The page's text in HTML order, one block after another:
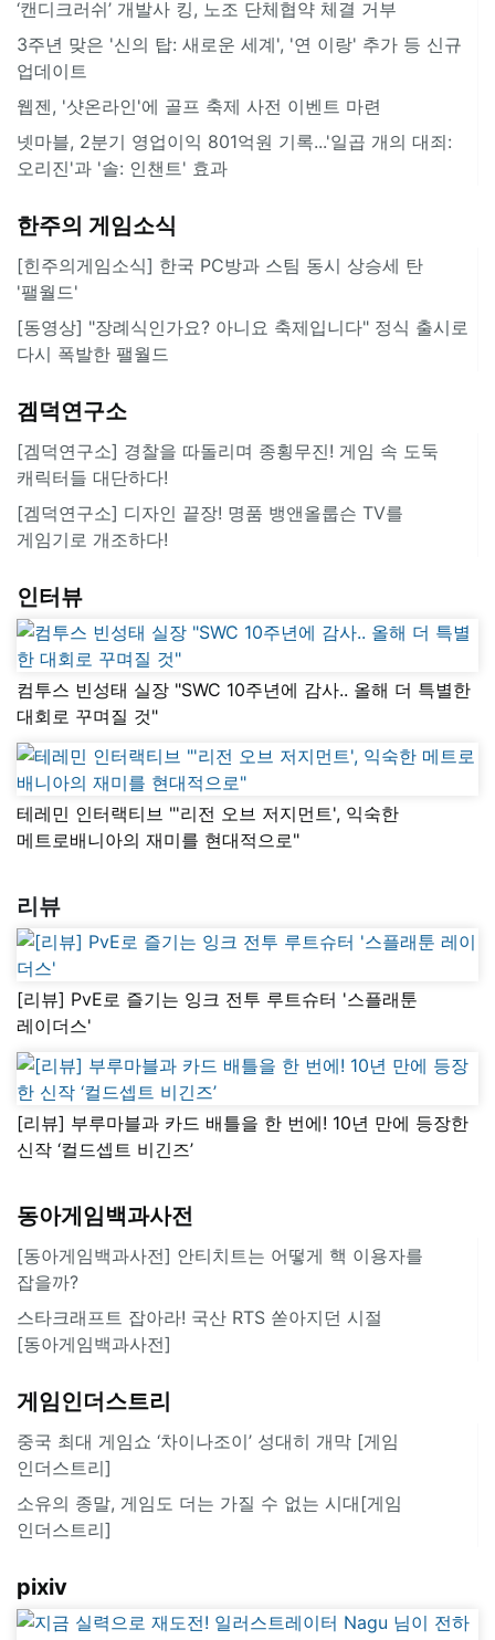
‘캔디크러쉬’ 개발사 킹, 노조 단체협약 체결 거부
3주년 맞은 '신의 탑: 새로운 세계', '연 이랑' 추가 등 신규
업데이트
웹젠, '샷온라인'에 골프 축제 사전 이벤트 마련
넷마블, 2분기 영업이익 801억원 기록...'일곱 개의 대죄:
오리진'과 '솔: 인챈트' 효과
한주의 게임소식
[힌주의게임소식] 한국 PC방과 스팀 동시 상승세 탄
'팰월드'
[동영상] "장례식인가요? 아니요 축제입니다" 정식 출시로
다시 폭발한 팰월드
겜덕연구소
[겜덕연구소] 경찰을 따돌리며 종횡무진! 게임 속 도둑
캐릭터들 대단하다!
[겜덕연구소] 디자인 끝장! 명품 뱅앤올룹슨 TV를
게임기로 개조하다!
인터뷰
컴투스 빈성태 실장 "SWC 10주년에 감사.. 올해 더 특별한
대회로 꾸며질 것"
테레민 인터랙티브 "'리전 오브 저지먼트', 익숙한
메트로배니아의 재미를 현대적으로"
리뷰
[리뷰] PvE로 즐기는 잉크 전투 루트슈터 '스플래툰
레이더스'
[리뷰] 부루마블과 카드 배틀을 한 번에! 10년 만에 등장한
신작 ‘컬드셉트 비긴즈’
동아게임백과사전
[동아게임백과사전] 안티치트는 어떻게 핵 이용자를
잡을까?
스타크래프트 잡아라! 국산 RTS 쏟아지던 시절
[동아게임백과사전]
게임인더스트리
중국 최대 게임쇼 ‘차이나조이’ 성대히 개막 [게임
인더스트리]
소유의 종말, 게임도 더는 가질 수 없는 시대[게임
인더스트리]
pixiv